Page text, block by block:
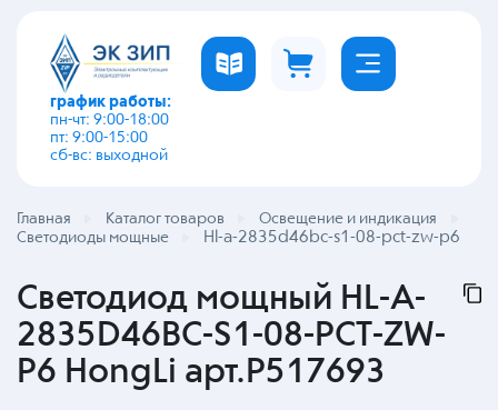
график работы:
пн-чт: 9:00-18:00
пт: 9:00-15:00
сб-вс: выходной
Главная Каталог товаров
Освещение и индикация
Светодиоды мощные
Hl-a-2835d46bc-s1-08-pct-zw-p6
Светодиод мощный HL-A-
2835D46BC-S1-08-PCT-ZW-
P6 HongLi арт.P517693